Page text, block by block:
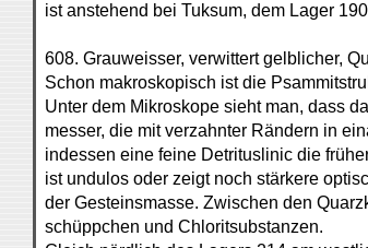
ist anstehend bei Tuksum, dem Lager
608. Grauweisser, verwittert gelblicher,
Schon makroskopisch ist die
Unter dem Mikroskope sieht man, dass
messer, die mit verzahnter Rändern in
indessen eine feine Detrituslinic die
ist undulos oder zeigt noch stärkere
der Gesteinsmasse. Zwischen den
schüppchen und Chloritsubstanzen.